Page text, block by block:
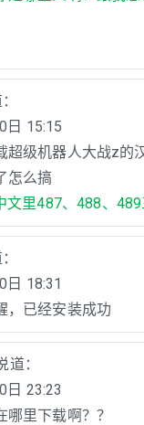
日 15:15
超级机器人大战z的
怎么搞
文里487、488、489
日 18:31
，已经安装成功
道：
日 23:23
哪里下载啊？？